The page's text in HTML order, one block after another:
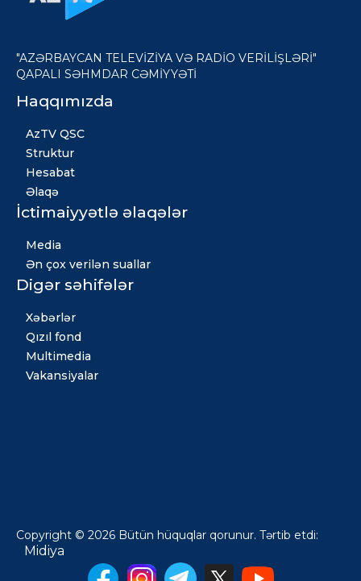
"AZƏRBAYCAN TELEVİZİYA VƏ RADİO VERİLİŞLƏRİ"
QAPALI SƏHMDAR CƏMİYYƏTİ
Haqqımızda
AzTV QSC
Struktur
Hesabat
Əlaqə
İctimaiyyətlə əlaqələr
Media
Ən çox verilən suallar
Digər səhifələr
Xəbərlər
Qızıl fond
Multimedia
Vakansiyalar
Copyright © 2026 Bütün hüquqlar qorunur. Tərtib etdi:
Midiya